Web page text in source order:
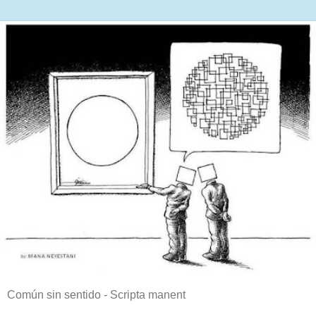
Común sin sentido - Scripta manent